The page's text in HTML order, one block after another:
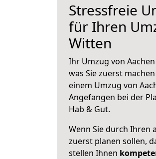
Stressfreie
für Ihren
Witten
Ihr Umzug von
was Sie zuerst
einem Umzug von
Angefangen bei der
Hab & Gut.
Wenn Sie durch Ihren
zuerst planen sollen,
stellen Ihnen